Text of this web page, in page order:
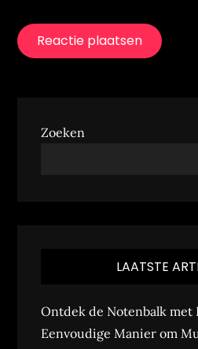
Zoeken
LAATSTE
Ontdek de Notenbalk met
Eenvoudige Manier om